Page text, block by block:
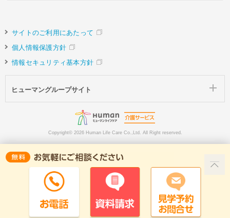
サイトのご利用にあたって
個人情報保護方針
情報セキュリティ基本方針
ヒューマングループサイト
Copyright© 2026 Human Life Care Co.,Ltd. All Right reserved.